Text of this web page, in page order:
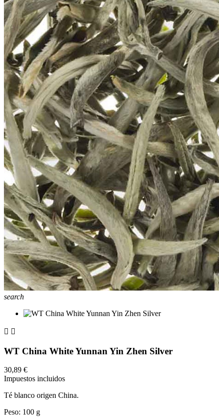
search
 
WT China White Yunnan Yin Zhen Silver
30,89 €
Impuestos incluidos
Té blanco origen China.
Peso: 100 g